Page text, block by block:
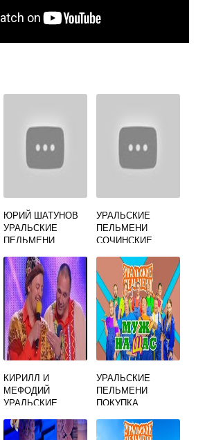
ЮРИЙ ШАТУНОВ
УРАЛЬСКИЕ
ПЕЛЬМЕНИ
УРАЛЬСКИЕ
ПЕЛЬМЕНИ
СОЧИНСКИЕ
КИРИЛЛ И
МЕФОДИЙ
УРАЛЬСКИЕ
УРАЛЬСКИЕ
ПЕЛЬМЕНИ
ПОКУПКА